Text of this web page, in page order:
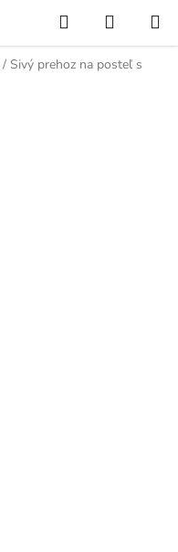
Hľadať
KOŠÍK
/ Sivý prehoz na posteľ s